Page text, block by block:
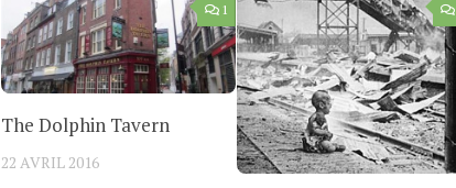
1
The Dolphin Tavern
22 AVRIL 2016